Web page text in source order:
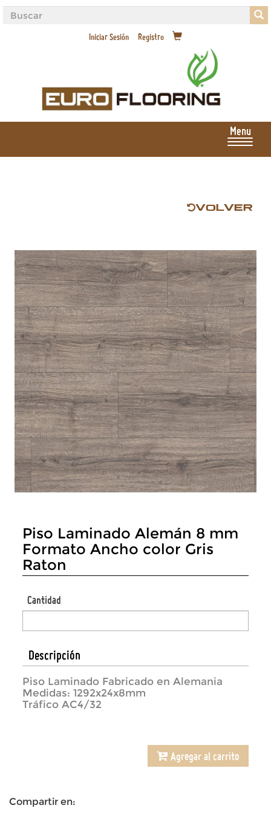
Iniciar Sesión Registro
Menu
VOLVER
Piso Laminado Alemán 8 mm
Formato Ancho color Gris
Raton
Cantidad
Descripción
Piso Laminado Fabricado en Alemania
Medidas: 1292x24x8mm
Tráfico AC4/32
Agregar al carrito
Compartir en: